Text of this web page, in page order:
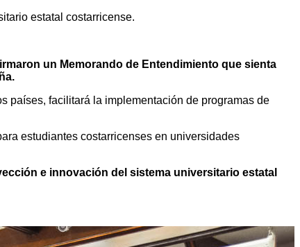
estatal costarricense.
un Memorando de Entendimiento que sienta
países, facilitará la implementación de programas de
estudiantes costarricenses en universidades
e innovación del sistema universitario estatal